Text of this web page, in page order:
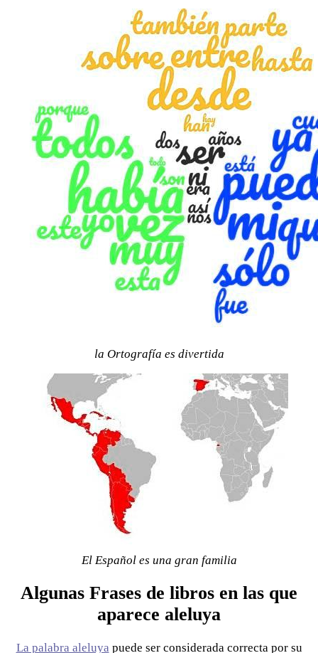
la Ortografía es divertida
El Español es una gran familia
Algunas Frases de libros en las que
aparece aleluya
La palabra aleluya puede ser considerada correcta por su